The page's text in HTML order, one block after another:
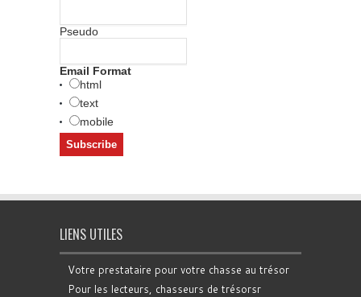
Pseudo
Email Format
html
text
mobile
LIENS UTILES
Votre prestataire pour votre chasse au trésor
Pour les lecteurs, chasseurs de trésorsr